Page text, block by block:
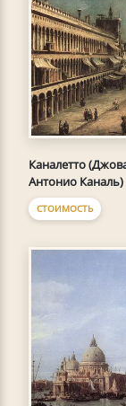
Каналетто
Антонио Каналь)
СТОИМОСТЬ